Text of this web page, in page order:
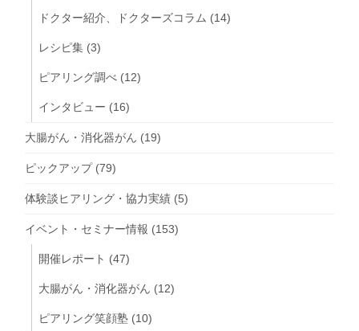
ドクター紹介、ドクターズコラム (14)
レシピ集 (3)
ピアリング調べ (12)
インタビュー (16)
大腸がん・消化器がん (19)
ピックアップ(79)
体験談ヒアリング・協力実績 (5)
イベント・セミナー情報 (153)
開催レポート (47)
大腸がん・消化器がん (12)
ピアリング笑顔塾 (10)